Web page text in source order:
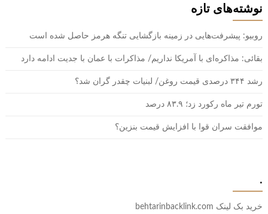
نوشته‌های تازه
روبیو: پیشرفت‌هایی در زمینه بازگشایی تنگه هرمز حاصل شده است
بقائی: مذاکره‌ای با آمریکا نداریم/ مذاکرات با عمان با جدیت ادامه دارد
رشد ۳۴۴ درصدی قیمت روغن/ لبنیات چقدر گران شد؟
تورم تیر ماه رکورد زد؛ ۸۳.۹ درصد
موافقت سران قوا با افزایش قیمت بنزین؟
.
خرید بک لینک behtarinbacklink.com